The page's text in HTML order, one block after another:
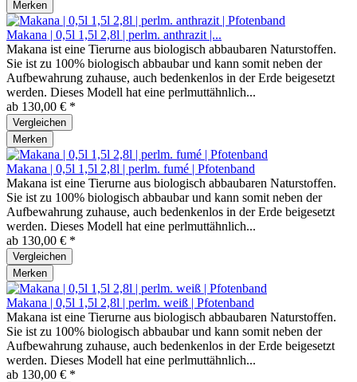
Merken
Makana | 0,5l 1,5l 2,8l | perlm. anthrazit |...
Makana ist eine Tierurne aus biologisch abbaubaren Naturstoffen.
Sie ist zu 100% biologisch abbaubar und kann somit neben der
Aufbewahrung zuhause, auch bedenkenlos in der Erde beigesetzt
werden. Dieses Modell hat eine perlmuttähnlich...
ab 130,00 € *
Vergleichen
Merken
Makana | 0,5l 1,5l 2,8l | perlm. fumé | Pfotenband
Makana ist eine Tierurne aus biologisch abbaubaren Naturstoffen.
Sie ist zu 100% biologisch abbaubar und kann somit neben der
Aufbewahrung zuhause, auch bedenkenlos in der Erde beigesetzt
werden. Dieses Modell hat eine perlmuttähnlich...
ab 130,00 € *
Vergleichen
Merken
Makana | 0,5l 1,5l 2,8l | perlm. weiß | Pfotenband
Makana ist eine Tierurne aus biologisch abbaubaren Naturstoffen.
Sie ist zu 100% biologisch abbaubar und kann somit neben der
Aufbewahrung zuhause, auch bedenkenlos in der Erde beigesetzt
werden. Dieses Modell hat eine perlmuttähnlich...
ab 130,00 € *